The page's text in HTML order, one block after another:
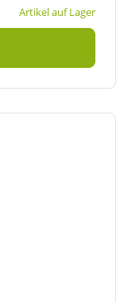
Artikel auf Lager